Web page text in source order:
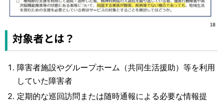
対象者とは？
障害者施設やグループホーム（共同生活援助）等を利用
していた障害者
定期的な巡回訪問または随時通報による必要な情報提